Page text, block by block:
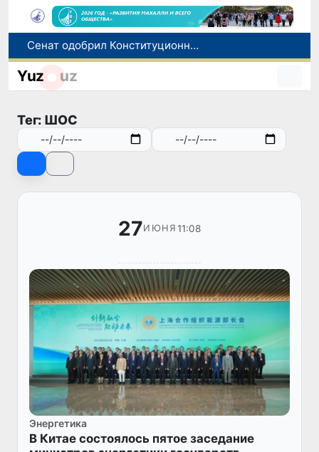
Сенат одобрил Конституционный закон о правовом статусе Администрации Президента Республики Узбекистан
В Ташкенте задержали подозреваемых в распространении крупной партии наркотиков
Страны Центральной Азии одобрили проект автоматизированного учета воды в бассейне Сырдарьи
Yuz uz
Тег: ШОС
27ИЮНЯ 11:08
Энергетика
В Китае состоялось пятое заседание